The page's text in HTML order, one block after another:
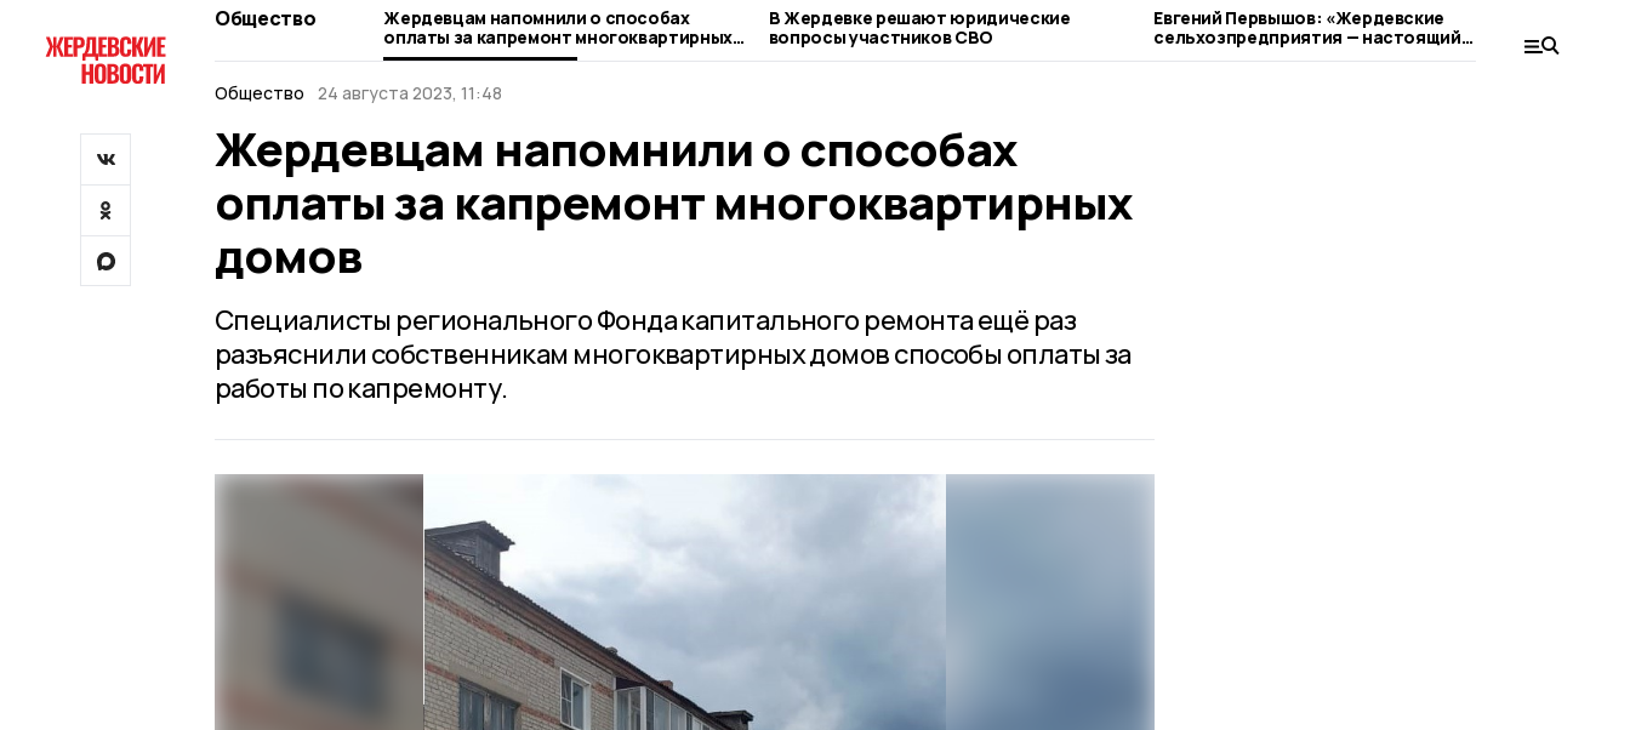
Общество
Жердевцам напомнили о способах
оплаты за капремонт многоквартирных
домов
В Жердевке решают юридические
вопросы участников СВО
Евгений Первышов: «Жердевские
сельхозпредприятия — настоящий
пример ответственного бизнеса»
Общество 24 августа 2023, 11:48
Жердевцам напомнили о способах
оплаты за капремонт многоквартирных
домов
Специалисты регионального Фонда капитального ремонта ещё раз
разъяснили собственникам многоквартирных домов способы оплаты за
работы по капремонту.